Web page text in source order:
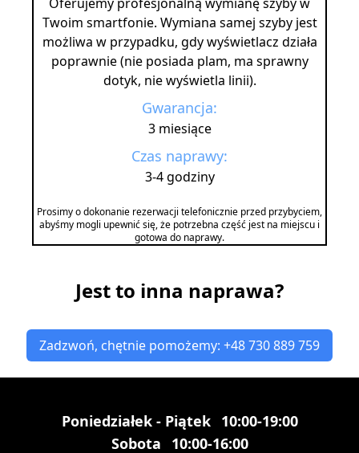
Twoim smartfonie. Wymiana samej szyby jest
możliwa w przypadku, gdy wyświetlacz działa
poprawnie (nie posiada plam, ma sprawny
dotyk, nie wyświetla linii).
Gwarancja:
3 miesiące
Czas naprawy:
3-4 godziny
Prosimy o dokonanie rezerwacji telefonicznie przed przybyciem,
abyśmy mogli upewnić się, że potrzebna część jest na miejscu i
gotowa do naprawy.
Jest to inna naprawa?
Zadzwoń, chętnie pomożemy: +48 730 889 759
Poniedziałek - Piątek 10:00-19:00
Sobota
10:00-16:00